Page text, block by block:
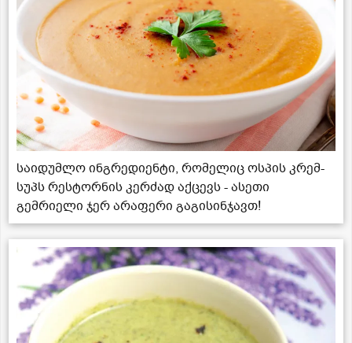
საიდუმლო ინგრედიენტი, რომელიც ოსპის კრემ-
სუპს რესტორნის კერძად აქცევს - ასეთი
გემრიელი ჯერ არაფერი გაგისინჯავთ!